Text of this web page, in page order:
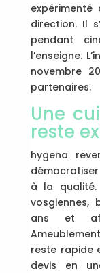
expérimenté
direction. Il
pendant
l’enseigne.
novembre
partenaires.
Une
reste
hygena
à la qualité.
vosgiennes,
ans et
reste rapide
devis en